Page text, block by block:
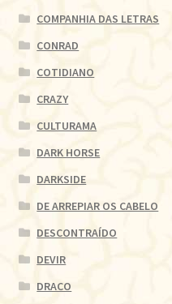
COMPANHIA DAS LETRAS
CONRAD
COTIDIANO
CRAZY
CULTURAMA
DARK HORSE
DARKSIDE
DE ARREPIAR OS CABELO
DESCONTRAÍDO
DEVIR
DRACO